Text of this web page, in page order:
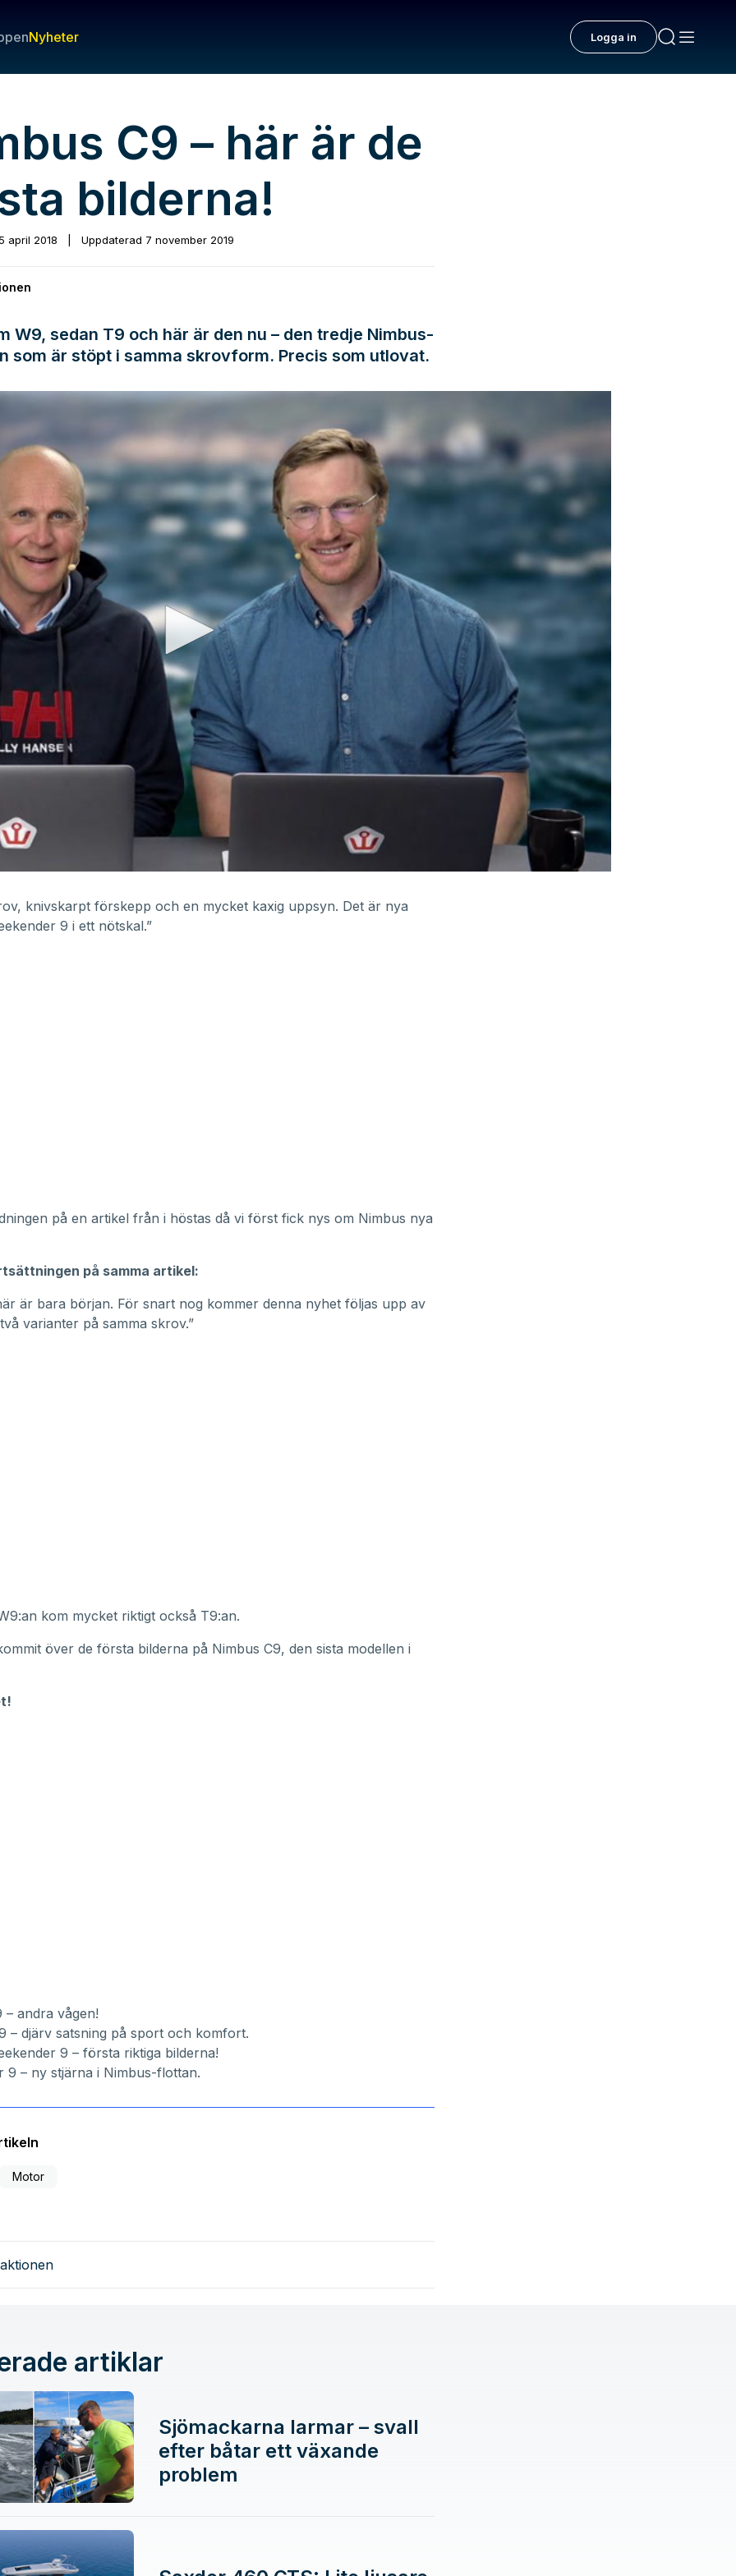
Nyheter Logga in
C9 – här är de
bilderna!
april 2018 Uppdaterad 7 november 2019
W9, sedan T9 och här är den nu – den tredje Nimbus-
som är stöpt i samma skrovform. Precis som utlovat.
knivskarpt förskepp och en mycket kaxig uppsyn. Det är nya
9 i ett nötskal.”
på en artikel från i höstas då vi först fick nys om Nimbus nya
på samma artikel:
är bara början. För snart nog kommer denna nyhet följas upp av
varianter på samma skrov.”
kom mycket riktigt också T9:an.
över de första bilderna på Nimbus C9, den sista modellen i
– andra vågen!
– djärv satsning på sport och komfort.
9 – första riktiga bilderna!
9 – ny stjärna i Nimbus-flottan.
Motor
artiklar
Sjömackarna larmar – svall
efter båtar ett växande
problem